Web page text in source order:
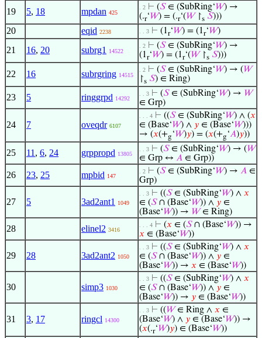
19 5, 18 mpdan 425
. 2 ⊢ (𝑆∈ (SubRing‘𝑊) →
(.r‘𝑊) = (.r‘(𝑊↾s 𝑆)))
20 eqid 2238 . . 3 ⊢ (1r‘𝑊) = (1r‘𝑊)
21 16, 20 subrg1 14522
. 2 ⊢ (𝑆∈ (SubRing‘𝑊) →
(1r‘𝑊) = (1r‘(𝑊↾s 𝑆)))
22 16 subrgring 14515
. 2 ⊢ (𝑆∈ (SubRing‘𝑊) → (𝑊
↾s 𝑆) ∈ Ring)
23 5 ringgrpd 14292
. . 3 ⊢ (𝑆∈ (SubRing‘𝑊) → 𝑊
∈ Grp)
24 7 oveqdr 6107
. . . 4 ⊢ ((𝑆∈ (SubRing‘𝑊) ∧ (𝑥
∈ (Base‘𝑊) ∧ 𝑦 ∈ (Base‘𝑊)))
→ (𝑥(+g‘𝑊)𝑦) = (𝑥(+g‘𝐴)𝑦))
25 11 , 6, 24 grppropd 13805
. . 3 ⊢ (𝑆∈ (SubRing‘𝑊) → (𝑊
∈ Grp ↔ 𝐴 ∈ Grp))
26 23, 25 mpbid 147
. 2 ⊢ (𝑆∈ (SubRing‘𝑊) → 𝐴 ∈
Grp)
27 5 3ad2ant1 1049
. . 3 ⊢ ((𝑆∈ (SubRing‘𝑊) ∧ 𝑥
∈ (𝑆∩ (Base‘𝑊)) ∧ 𝑦 ∈
(Base‘𝑊)) → 𝑊∈ Ring)
28 elinel2 3416
. . . 4 ⊢ (𝑥 ∈ (𝑆∩ (Base‘𝑊)) →
𝑥 ∈ (Base‘𝑊))
29 28 3ad2ant2 1050
. . 3 ⊢ ((𝑆∈ (SubRing‘𝑊) ∧ 𝑥
∈ (𝑆∩ (Base‘𝑊)) ∧ 𝑦 ∈
(Base‘𝑊)) → 𝑥 ∈ (Base‘𝑊))
30 simp3 1030
. . 3 ⊢ ((𝑆∈ (SubRing‘𝑊) ∧ 𝑥
∈ (𝑆∩ (Base‘𝑊)) ∧ 𝑦 ∈
(Base‘𝑊)) → 𝑦 ∈ (Base‘𝑊))
31 3, 17 ringcl 14300
. . 3 ⊢ ((𝑊∈ Ring ∧ 𝑥 ∈
(Base‘𝑊) ∧ 𝑦 ∈ (Base‘𝑊)) →
(𝑥(.r‘𝑊)𝑦) ∈ (Base‘𝑊))